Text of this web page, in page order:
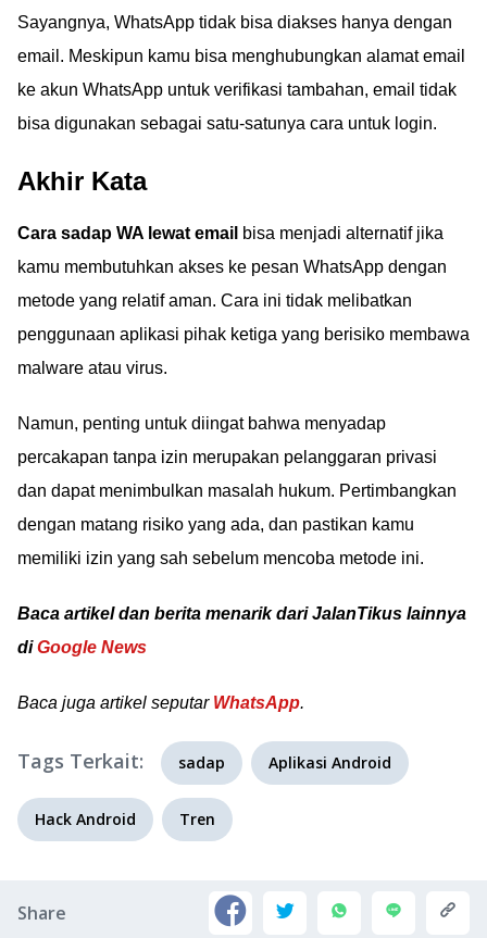
Sayangnya, WhatsApp tidak bisa diakses hanya dengan
email. Meskipun kamu bisa menghubungkan alamat email
ke akun WhatsApp untuk verifikasi tambahan, email tidak
bisa digunakan sebagai satu-satunya cara untuk login.
Akhir Kata
Cara sadap WA lewat email bisa menjadi alternatif jika
kamu membutuhkan akses ke pesan WhatsApp dengan
metode yang relatif aman. Cara ini tidak melibatkan
penggunaan aplikasi pihak ketiga yang berisiko membawa
malware atau virus.
Namun, penting untuk diingat bahwa menyadap
percakapan tanpa izin merupakan pelanggaran privasi
dan dapat menimbulkan masalah hukum. Pertimbangkan
dengan matang risiko yang ada, dan pastikan kamu
memiliki izin yang sah sebelum mencoba metode ini.
Baca artikel dan berita menarik dari JalanTikus lainnya
diGoogle News
Baca juga artikel seputar WhatsApp.
Tags Terkait: sadap Aplikasi Android
Hack Android Tren
Share